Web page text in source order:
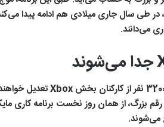
در طی سال جاری میلادی هم ادامه پیدا
می‌دانند.
رسمی مدیران مایکروسافت، 1600 نفر از این رقم بزرگ،
می‌شوند.